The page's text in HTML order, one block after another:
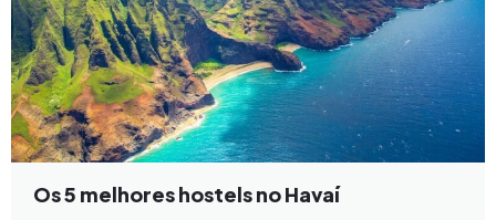
Os 5 melhores hostels no Havaí